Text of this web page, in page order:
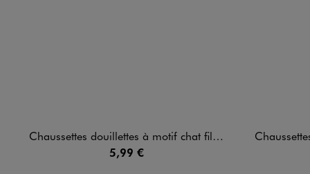
Chaussettes douillettes à motif chat fille - Hello Kitty
5,99 €
Chaussettes